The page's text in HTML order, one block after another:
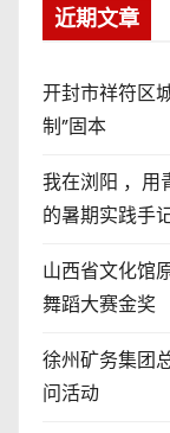
近期文章
开封市祥符区
制”固本
我在浏阳 ，用
的暑期实践手
山西省文化馆
舞蹈大赛金奖
徐州矿务集团
问活动